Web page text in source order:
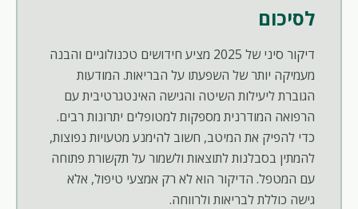
לסיכום
דיקור סיני של 2025 מציע חידושים טכנולוגיים והבנה
מעמיקה יותר של השפעתו על הבריאות. המודעות
הגוברת ליעילות השיטה והגישה האינטגרטיבית עם
הרפואה המודרנית מספקות למטופלים יתרונות רבים.
כדי להפיק את המיטב, חשוב להימנע מטעויות נפוצות,
להמתין בסבלנות לתוצאות ולשמור על תקשורת פתוחה
עם המטפל. הדיקור הוא לא רק אמצעי טיפול, אלא
גישה כוללת לבריאות ולרווחה.